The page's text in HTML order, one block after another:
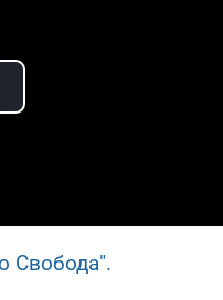
Video
Свобода".